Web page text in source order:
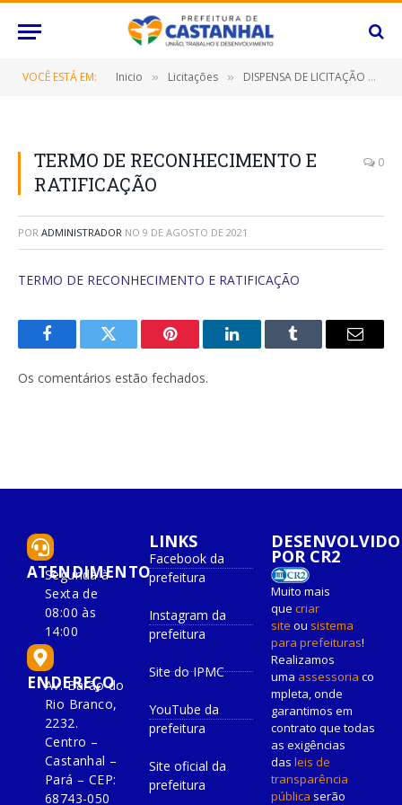
VOCÊ ESTÁ EM: Inicio » Licitações » DISPENSA DE LICITAÇÃO Nº 009/2021/FMAS (LOCAÇÃO DE IMÓVEL EM FAVOR DO USUÁRIO O SR. FRANCISCO ALVARES BEZERRA DANTAS, LOCALIZADO NA RUA MAJOR RUFINO PASSARINHO, N° 516, CASA C, BAIRRO SANTA LÍDIA)
TERMO DE RECONHECIMENTO E
RATIFICAÇÃO
0
POR ADMINISTRADOR NO 9 DE AGOSTO DE 2021
TERMO DE RECONHECIMENTO E RATIFICAÇÃO
FacebookTwitter Pinterest O
Tumblr
E-
Os comentários estão fechados.
ATENDIMENTO
Segunda à
Sexta de
08:00 às
14:00
ENDEREÇO
Av. Barão do
Rio Branco,
2232.
Centro –
Castanhal –
Pará – CEP:
68743-050
LINKS
Facebook da
prefeitura
Instagram da
prefeitura
Site do IPMC
YouTube da
prefeitura
Site oficial da
prefeitura
DESENVOLVIDO
POR CR2
Muito mais
que criar
site ou sistema
para prefeituras!
Realizamos
uma assessoria co
mpleta, onde
garantimos em
contrato que todas
as exigências
das leis de
transparência
pública serão